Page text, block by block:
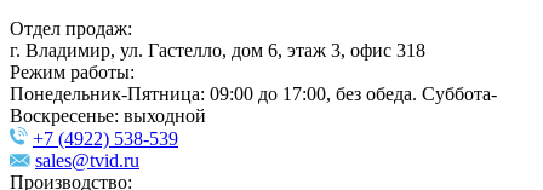
Отдел продаж:
г. Владимир, ул. Гастелло, дом 6, этаж 3, офис 318
Режим работы:
Понедельник-Пятница: 09:00 до 17:00, без обеда. Суббота-
Воскресенье: выходной
+7 (4922) 538-539
sales@tvid.ru
Производство: